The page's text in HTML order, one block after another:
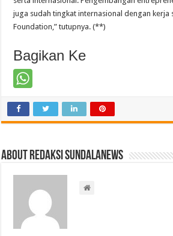
juga sudah tingkat internasional dengan kerja
Foundation,” tutupnya. (**)
Bagikan Ke
About Redaksi Sundalanews